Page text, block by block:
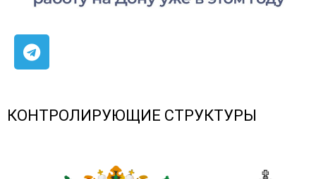
КОНТРОЛИРУЮЩИЕ СТРУКТУРЫ